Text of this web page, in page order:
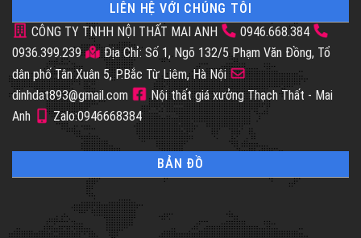
LIÊN HỆ VỚI CHÚNG TÔI
CÔNG TY TNHH NỘI THẤT MAI ANH
0946.668.384
0936.399.239
Địa Chỉ: Số 1, Ngõ 132/5 Phạm Văn Đồng, Tổ
dân phố Tân Xuân 5, P.Bắc Từ Liêm, Hà Nội
dinhdat893@gmail.com
Nội thất giá xưởng Thạch Thất - Mai
Anh
Zalo:0946668384
BẢN ĐỒ